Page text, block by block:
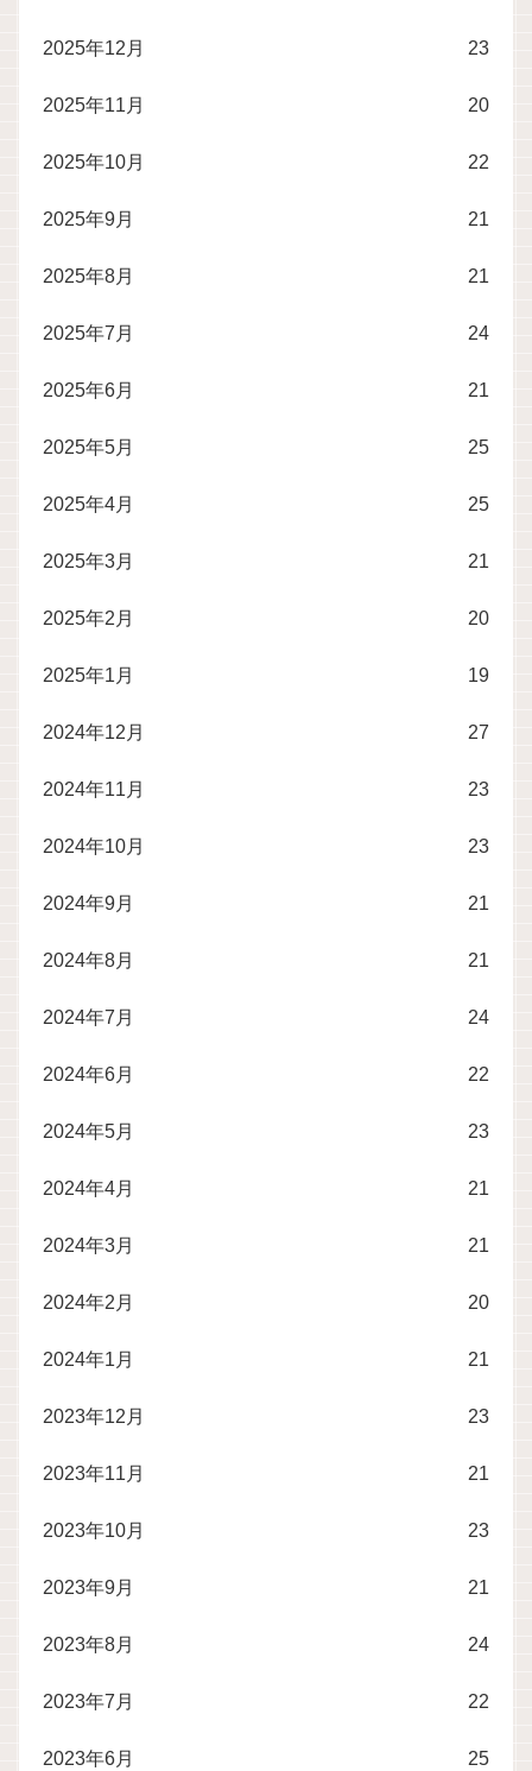
2025年12月 23
2025年11月 20
2025年10月 22
2025年9月 21
2025年8月 21
2025年7月 24
2025年6月 21
2025年5月 25
2025年4月 25
2025年3月 21
2025年2月 20
2025年1月 19
2024年12月 27
2024年11月 23
2024年10月 23
2024年9月 21
2024年8月 21
2024年7月 24
2024年6月 22
2024年5月 23
2024年4月 21
2024年3月 21
2024年2月 20
2024年1月 21
2023年12月 23
2023年11月 21
2023年10月 23
2023年9月 21
2023年8月 24
2023年7月 22
2023年6月 25